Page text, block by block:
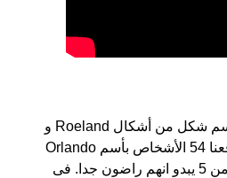
Orlando هو اسم للبنين الأسم شكل من أشكال Roeland و
ينشأ من الإيطالي. على موقعنا 54 الأشخاص بأسم Orlando
(قدر اسمائهم ب 4.5 نجمة من 5 يبدو انهم راضون جدا. فى